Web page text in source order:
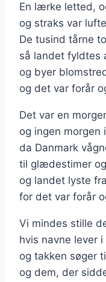
En lærke letted,
og straks var
De tusind tårne
så landet fyldtes
og byer
og det var forår
Det var en
og ingen morgen
da Danmark
til glædestimer
og landet lyste
for det var forår
Vi mindes stille
hvis navne lever
og takken søger
og dem, der